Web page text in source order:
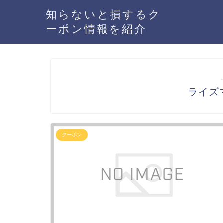
知らないと損するク
ーポン情報を紹介
ライズ
クーポン